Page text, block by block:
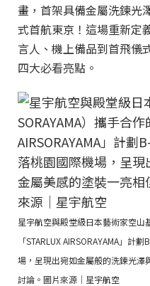
畫，首架具備金屬洗鍊光
式首航東京！這場重新定
言人、機上備品到首飛儀
四大必看亮點。
星宇航空與殿堂級日本藝術家空山
「STARLUX AIRSORAYAMA」
場，呈現出宛如金屬般的洗鍊光澤
討論。圖片來源｜星宇航空